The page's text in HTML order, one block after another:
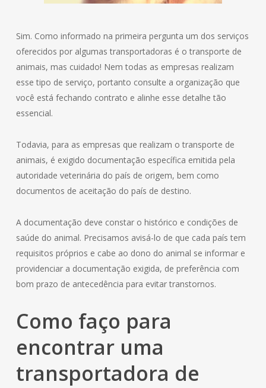
Sim. Como informado na primeira pergunta um dos serviços
oferecidos por algumas transportadoras é o transporte de
animais, mas cuidado! Nem todas as empresas realizam
esse tipo de serviço, portanto consulte a organização que
você está fechando contrato e alinhe esse detalhe tão
essencial.
Todavia, para as empresas que realizam o transporte de
animais, é exigido documentação específica emitida pela
autoridade veterinária do país de origem, bem como
documentos de aceitação do país de destino.
A documentação deve constar o histórico e condições de
saúde do animal. Precisamos avisá-lo de que cada país tem
requisitos próprios e cabe ao dono do animal se informar e
providenciar a documentação exigida, de preferência com
bom prazo de antecedência para evitar transtornos.
Como faço para
encontrar uma
transportadora de